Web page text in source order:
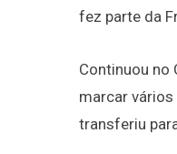
fez parte da
Continuou no
marcar
transferiu